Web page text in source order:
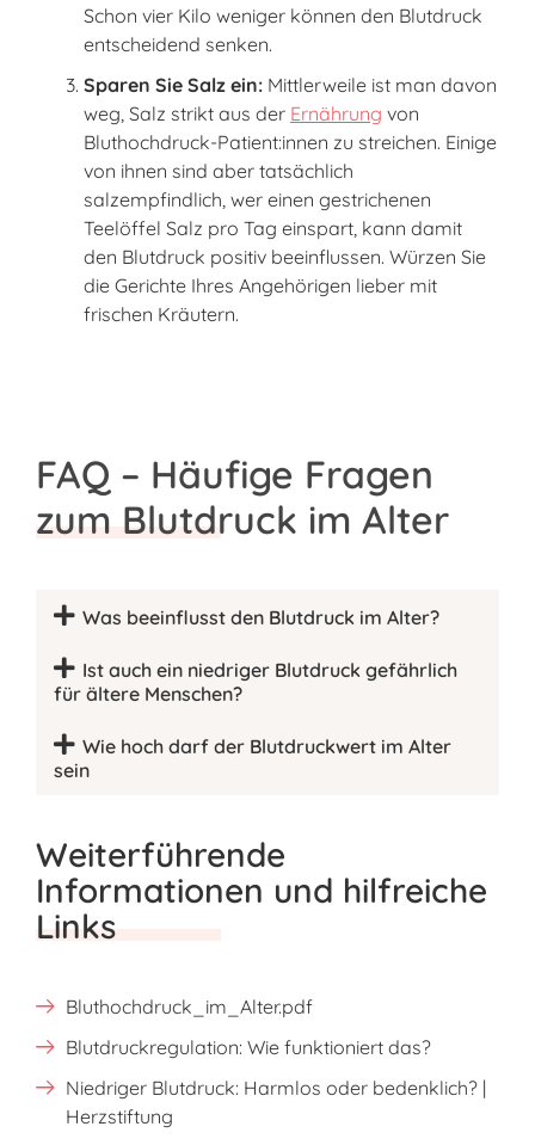
Schon vier Kilo weniger können den Blutdruck
entscheidend senken.
Sparen Sie Salz ein: Mittlerweile ist man davon
weg, Salz strikt aus der Ernährung von
Bluthochdruck-Patient:innen zu streichen. Einige
von ihnen sind aber tatsächlich
salzempfindlich, wer einen gestrichenen
Teelöffel Salz pro Tag einspart, kann damit
den Blutdruck positiv beeinflussen. Würzen Sie
die Gerichte Ihres Angehörigen lieber mit
frischen Kräutern.
FAQ – Häufige Fragen
zum Blutdruck im Alter
Was beeinflusst den Blutdruck im Alter?
Ist auch ein niedriger Blutdruck gefährlich
für ältere Menschen?
Wie hoch darf der Blutdruckwert im Alter
sein
Weiterführende
Informationen und hilfreiche
Links
Bluthochdruck_im_Alter.pdf
Blutdruckregulation: Wie funktioniert das?
Niedriger Blutdruck: Harmlos oder bedenklich? |
Herzstiftung